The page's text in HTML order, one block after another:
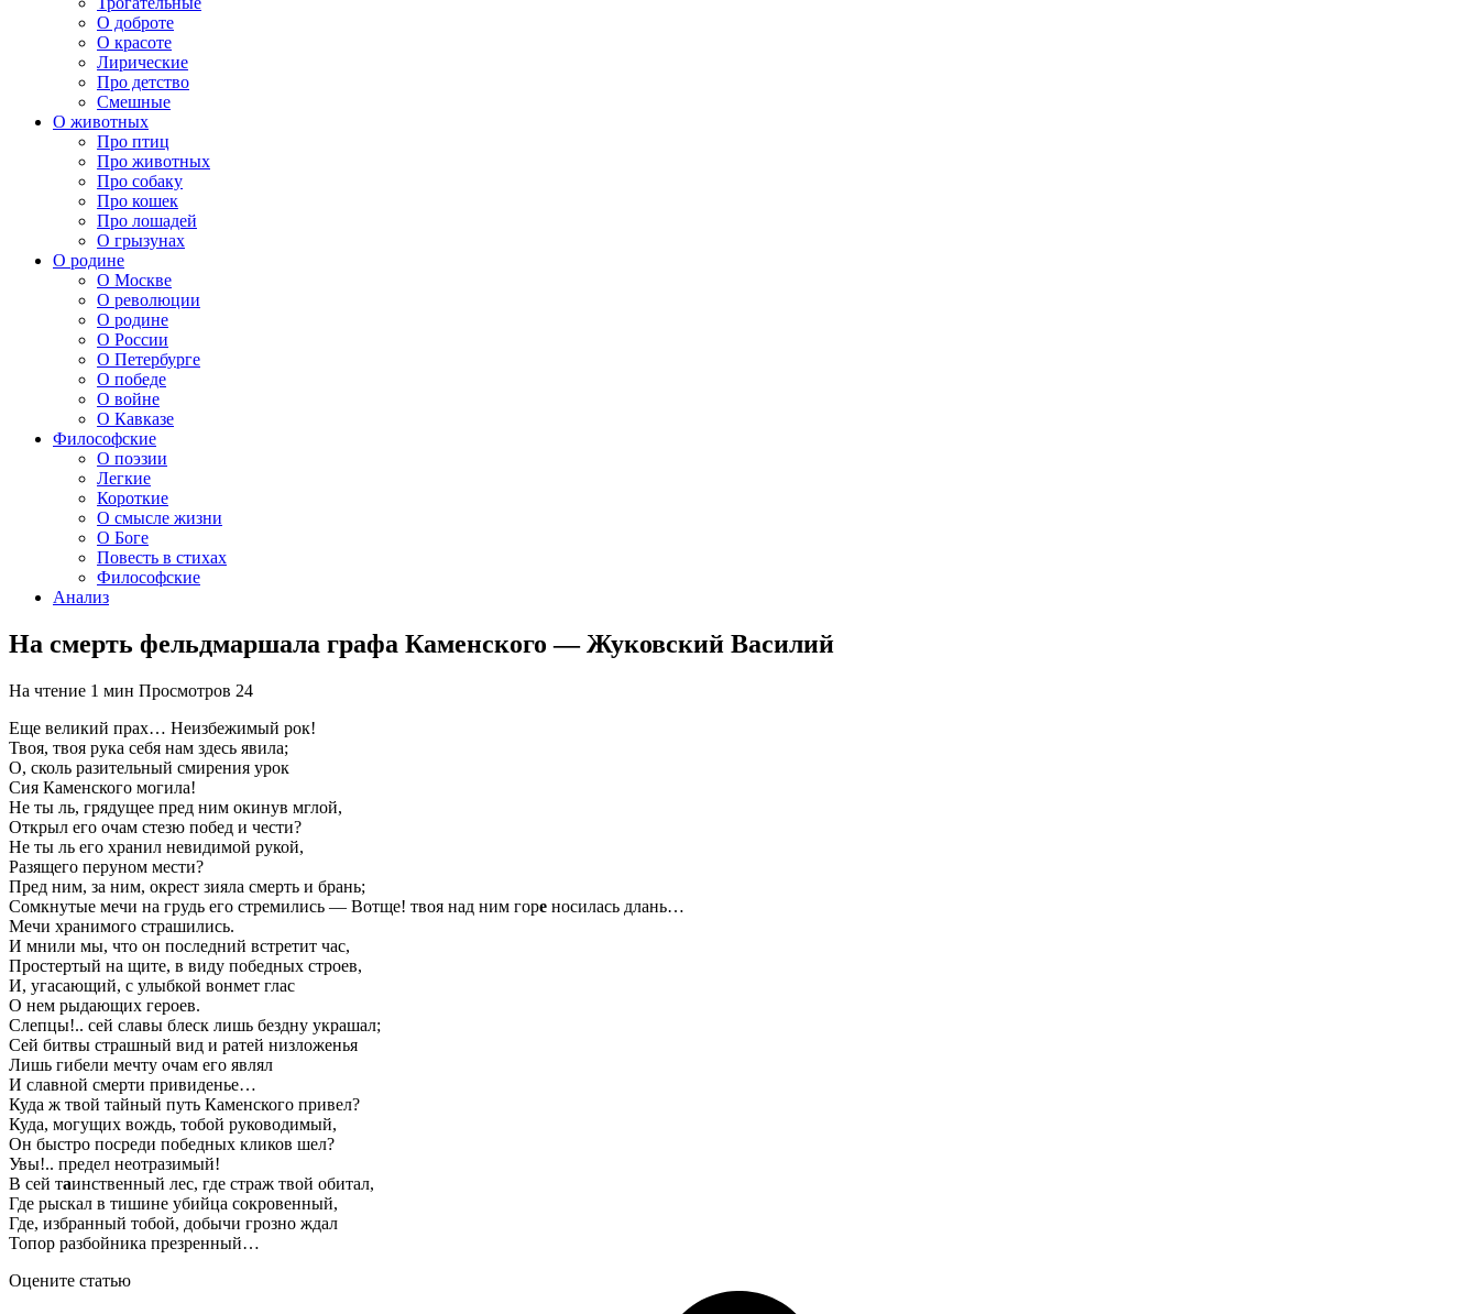
О доброте
О красоте
Лирические
Про детство
Смешные
О животных
Про птиц
Про животных
Про собаку
Про кошек
Про лошадей
О грызунах
О родине
О Москве
О революции
О родине
О России
О Петербурге
О победе
О войне
О Кавказе
Философские
О поэзии
Легкие
Короткие
О смысле жизни
О Боге
Повесть в стихах
Философские
Анализ
На смерть фельдмаршала графа Каменского — Жуковский Василий
На чтение 1 мин Просмотров 24
Еще великий прах… Неизбежимый рок!
Твоя, твоя рука себя нам здесь явила;
О, сколь разительный смирения урок
Сия Каменского могила!
Не ты ль, грядущее пред ним окинув мглой,
Открыл его очам стезю побед и чести?
Не ты ль его хранил невидимой рукой,
Разящего перуном мести?
Пред ним, за ним, окрест зияла смерть и брань;
Сомкнутые мечи на грудь его стремились — Вотще! твоя над ним горе носилась длань…
Мечи хранимого страшились.
И мнили мы, что он последний встретит час,
Простертый на щите, в виду победных строев,
И, угасающий, с улыбкой вонмет глас
О нем рыдающих героев.
Слепцы!.. сей славы блеск лишь бездну украшал;
Сей битвы страшный вид и ратей низложенья
Лишь гибели мечту очам его являл
И славной смерти привиденье…
Куда ж твой тайный путь Каменского привел?
Куда, могущих вождь, тобой руководимый,
Он быстро посреди победных кликов шел?
Увы!.. предел неотразимый!
В сей таинственный лес, где страж твой обитал,
Где рыскал в тишине убийца сокровенный,
Где, избранный тобой, добычи грозно ждал
Топор разбойника презренный…
Оцените статью